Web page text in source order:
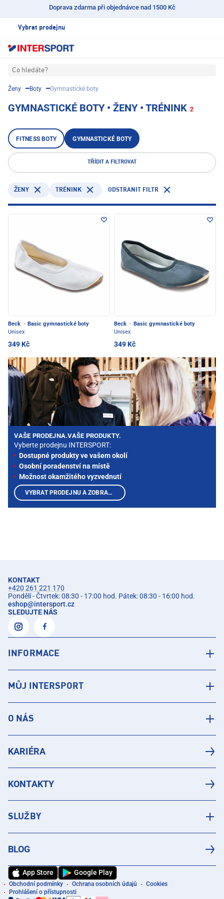
Doprava zdarma při objednávce nad 1500 Kč
Vybrat prodejnu
Co hledáte?
Ženy Boty Gymnastické boty
GYMNASTICKÉ BOTY • ŽENY • TRÉNINK 2
FITNESS BOTY GYMNASTICKÉ BOTY
TŘÍDIT A FILTROVAT
ŽENY TRÉNINK ODSTRANIT FILTR
Beck · Basic gymnastické boty
Unisex
349 Kč
Beck · Basic gymnastické boty
Unisex
349 Kč
VAŠE PRODEJNA.VAŠE PRODUKTY.
Vyberte prodejnu INTERSPORT:
Dostupné produkty ve vašem okolí
Osobní poradenství na místě
Možnost okamžitého vyzvednutí
VYBRAT PRODEJNU A ZOBRAZIT PRODUKTY
KONTAKT
+420 261 221 170
Pondělí - Čtvrtek: 08:30 - 17:00 hod. Pátek: 08:30 - 16:00 hod.
eshop@intersport.cz
SLEDUJTE NÁS
INFORMACE
MŮJ INTERSPORT
O NÁS
KARIÉRA
KONTAKTY
SLUŽBY
BLOG
App Store Google Play
Obchodní podmínky Ochrana osobních údajů
Cookies
Prohlášení o přístupnosti